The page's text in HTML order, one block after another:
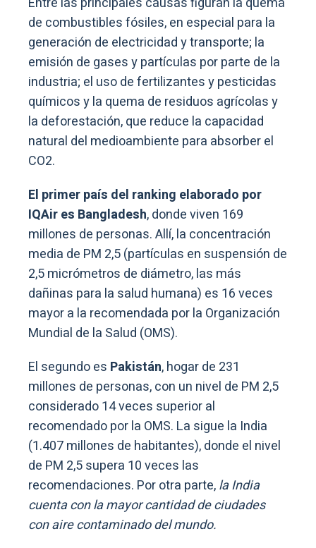
de combustibles fósiles, en especial para la
generación de electricidad y transporte; la
emisión de gases y partículas por parte de la
industria; el uso de fertilizantes y pesticidas
químicos y la quema de residuos agrícolas y
la deforestación, que reduce la capacidad
natural del medioambiente para absorber el
CO2.
El primer país del ranking elaborado por
IQAir es Bangladesh, donde viven 169
millones de personas. Allí, la concentración
media de PM 2,5 (partículas en suspensión de
2,5 micrómetros de diámetro, las más
dañinas para la salud humana) es 16 veces
mayor a la recomendada por la Organización
Mundial de la Salud (OMS).
El segundo es Pakistán, hogar de 231
millones de personas, con un nivel de PM 2,5
considerado 14 veces superior al
recomendado por la OMS. La sigue la India
(1.407 millones de habitantes), donde el nivel
de PM 2,5 supera 10 veces las
recomendaciones. Por otra parte,la India
cuenta con la mayor cantidad de ciudades
con aire contaminado del mundo.